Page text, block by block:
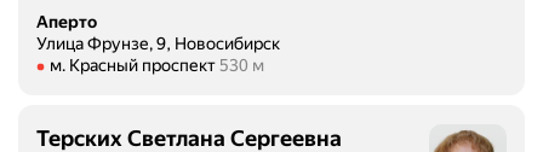
Аперто
Улица Фрунзе, 9, Новосибирск
Метро м. Красный проспект Расстояние 530 м
м. Красный проспект 530 м
Терских Светлана Сергеевна